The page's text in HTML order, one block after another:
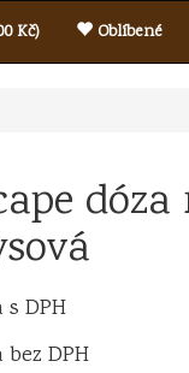
Kč) Oblíbené
s DPH
bez DPH